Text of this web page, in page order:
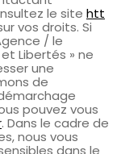
le site htt
vos droits. Si
/ le
Libertés » ne
une
de
pouvez vous
. Dans le cadre de
nous vous